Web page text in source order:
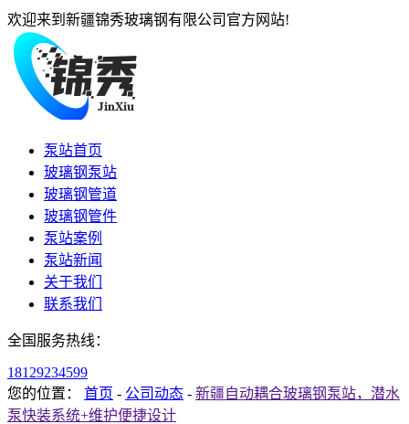
欢迎来到新疆锦秀玻璃钢有限公司官方网站!
泵站首页
玻璃钢泵站
玻璃钢管道
玻璃钢管件
泵站案例
泵站新闻
关于我们
联系我们
全国服务热线：
18129234599
您的位置： 首页 - 公司动态 - 新疆自动耦合玻璃钢泵站，潜水
泵快装系统+维护便捷设计